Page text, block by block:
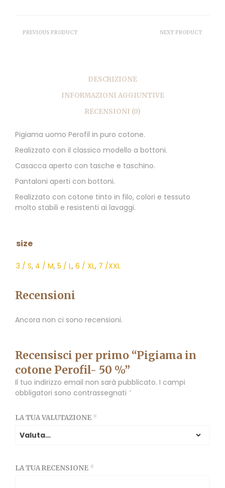
PREVIOUS PRODUCT NEXT PRODUCT
DESCRIZIONE
INFORMAZIONI AGGIUNTIVE
RECENSIONI (0)
Pigiama uomo Perofil in puro cotone.
Realizzato con il classico modello a bottoni.
Casacca aperto con tasche e taschino.
Pantaloni aperti con bottoni.
Realizzato con cotone tinto in filo, colori e tessuto
molto stabili e resistenti ai lavaggi.
size
3 / S, 4 / M, 5 / L, 6 / XL, 7 /XXL
Recensioni
Ancora non ci sono recensioni.
Recensisci per primo “Pigiama in
cotone Perofil- 50 %”
Il tuo indirizzo email non sarà pubblicato. I campi
obbligatori sono contrassegnati *
LA TUA VALUTAZIONE *
LA TUA RECENSIONE *